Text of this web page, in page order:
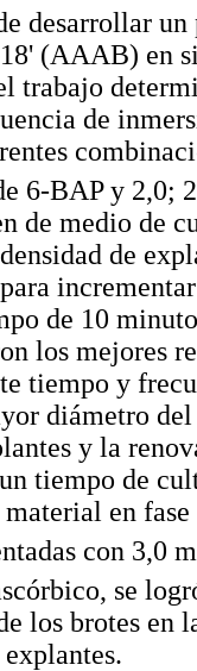
desarrollar
(AAAB) en
trabajo
de
6-BAP y 2,0;
de medio de
de
de 10
los mejores
tiempo y
diámetro
y la
tiempo de
en
con 3,0
se
los brotes en